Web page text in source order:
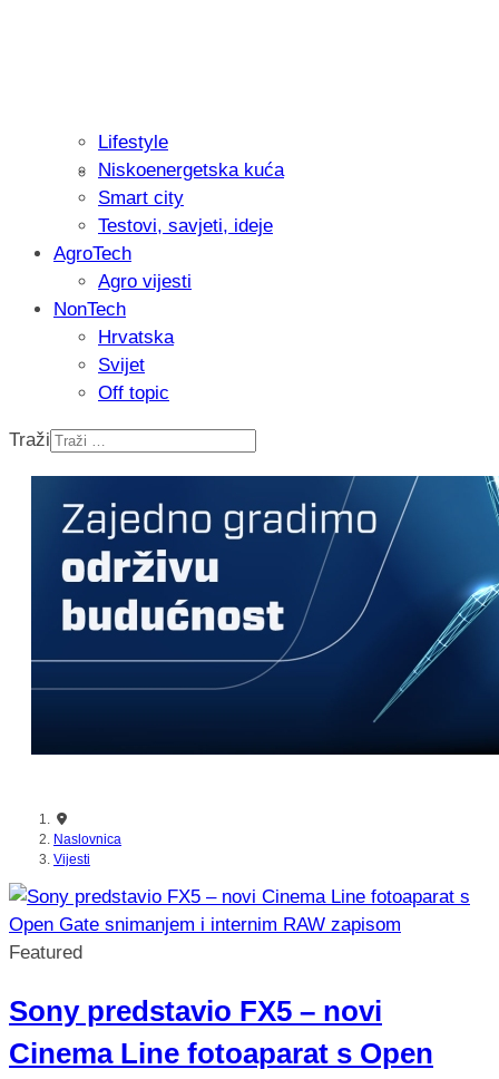
Isprobali smo: Thermostar
Recenzija: Einhell Professional CP-
nikada prije
Lifestyle
Niskoenergetska kuća
Smart city
Testovi, savjeti, ideje
AgroTech
Agro vijesti
NonTech
Hrvatska
Svijet
Off topic
Traži
Naslovnica
Vijesti
Featured
Sony predstavio FX5 – novi
Cinema Line fotoaparat s Open